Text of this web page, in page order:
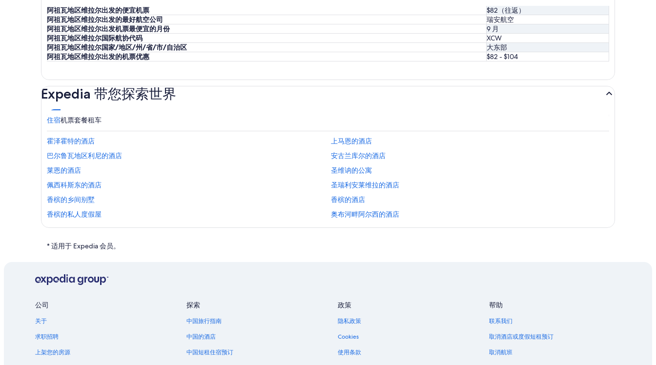
阿祖瓦地区维拉尔出发的便宜机票
$82（往返）
阿祖瓦地区维拉尔出发的最好航空公司
瑞安航空
阿祖瓦地区维拉尔出发机票最便宜的月份
9 月
阿祖瓦地区维拉尔国际航协代码
XCW
阿祖瓦地区维拉尔国家/地区/州/省/市/自治区
大东部
阿祖瓦地区维拉尔出发的机票优惠
$82 - $104
Expedia 带您探索世界
住宿机票套餐租车
霍泽霍特的酒店
上马恩的酒店
巴尔鲁瓦地区利尼的酒店
安古兰库尔的酒店
莱恩的酒店
圣维讷的公寓
佩西科斯东的酒店
圣瑞利安莱维拉的酒店
香槟的乡间别墅
香槟的酒店
香槟的私人度假屋
奥布河畔阿尔西的酒店
伊蒙的酒店
梅斯的酒店
* 适用于 Expedia 会员。
公司
关于
求职招聘
上架您的房源
探索
中国旅行指南
中国的酒店
中国短租住宿预订
政策
隐私政策
Cookies
使用条款
帮助
联系我们
取消酒店或度假短租预订
取消航班